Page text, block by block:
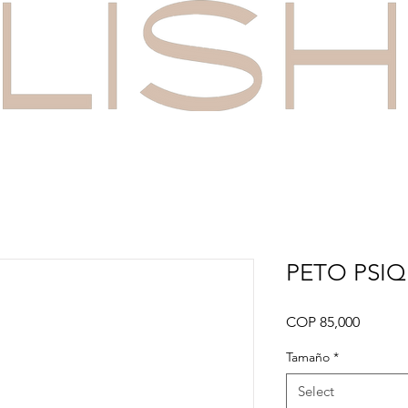
PETO
COP 85,000Price
Tamaño *
Select